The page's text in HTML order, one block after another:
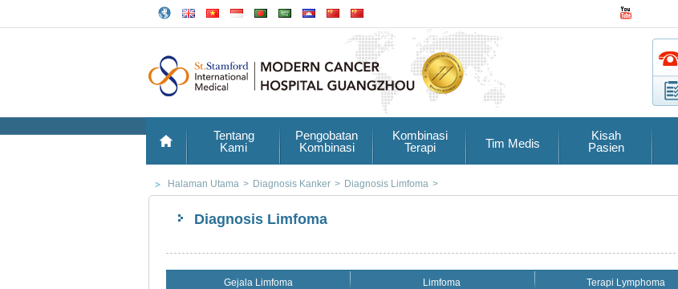
Tentang
Kami
Pengobatan
Kombinasi
Kombinasi
Terapi
Tim Medis
Kisah
Pasien
Halaman Utama > Diagnosis Kanker > Diagnosis Limfoma >
Diagnosis Limfoma
Gejala Limfoma Limfoma Terapi Lymphoma